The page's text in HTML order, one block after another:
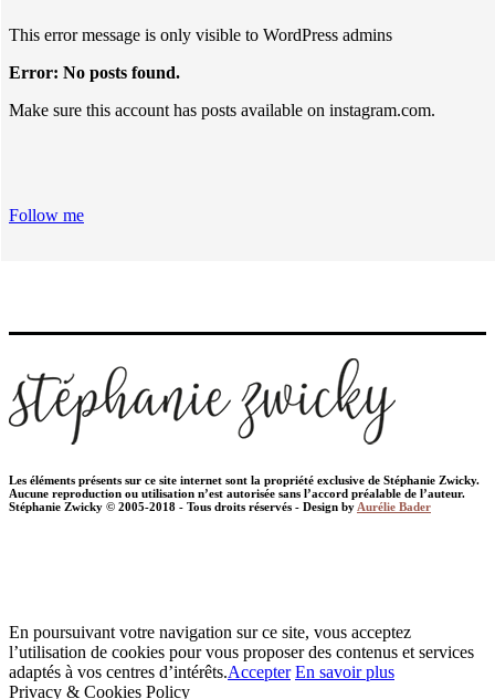
This error message is only visible to WordPress admins
Error: No posts found.
Make sure this account has posts available on instagram.com.
Follow me
Les éléments présents sur ce site internet sont la propriété exclusive de Stéphanie Zwicky.
Aucune reproduction ou utilisation n’est autorisée sans l’accord préalable de l’auteur.
Stéphanie Zwicky © 2005-2018 - Tous droits réservés - Design by Aurélie Bader
En poursuivant votre navigation sur ce site, vous acceptez
l’utilisation de cookies pour vous proposer des contenus et services
adaptés à vos centres d’intérêts.Accepter En savoir plus
Privacy & Cookies Policy